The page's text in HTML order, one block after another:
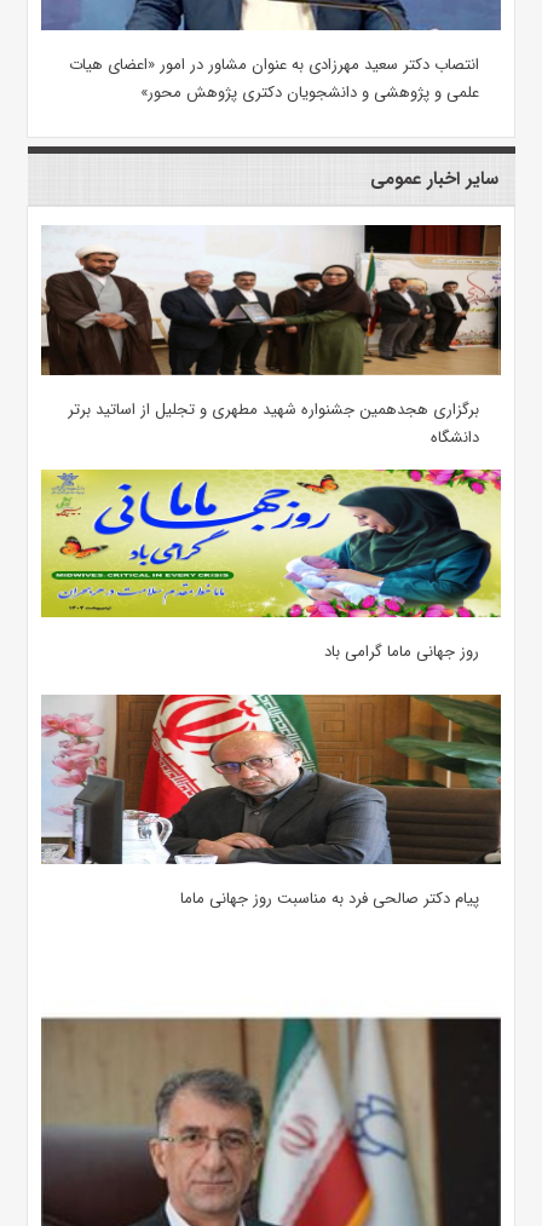
انتصاب دکتر سعید مهرزادی به عنوان مشاور در امور «اعضای هیات
علمی و پژوهشی و دانشجویان دکتری پژوهش محور»
سایر اخبار عمومی
برگزاری هجدهمین جشنواره شهید مطهری و تجلیل از اساتید برتر
دانشگاه
روز جهانی ماما گرامی باد
پیام دکتر صالحی فرد به مناسبت روز جهانی ماما